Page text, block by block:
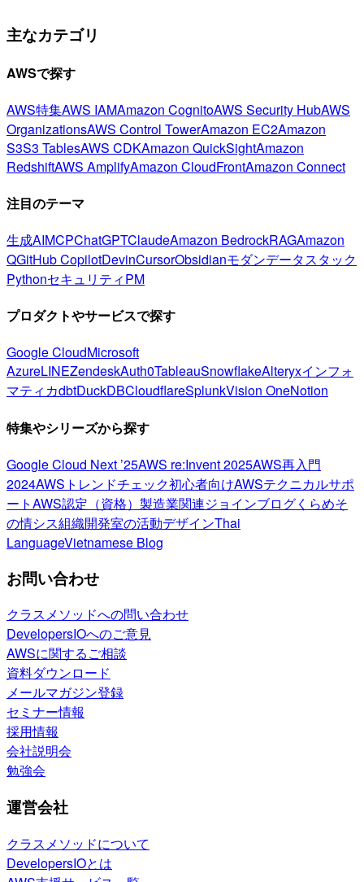
主なカテゴリ
AWSで探す
AWS特集AWS IAMAmazon CognitoAWS Security HubAWS
OrganizationsAWS Control TowerAmazon EC2Amazon
S3S3 TablesAWS CDKAmazon QuickSightAmazon
RedshiftAWS AmplifyAmazon CloudFrontAmazon Connect
注目のテーマ
生成AIMCPChatGPTClaudeAmazon BedrockRAGAmazon
QGitHub CopilotDevinCursorObsidianモダンデータスタック
PythonセキュリティPM
プロダクトやサービスで探す
Google CloudMicrosoft
AzureLINEZendeskAuth0TableauSnowflakeAlteryxインフォ
マティカdbtDuckDBCloudflareSplunkVision OneNotion
特集やシリーズから探す
Google Cloud Next ’25AWS re:Invent 2025AWS再入門
2024AWSトレンドチェック初心者向けAWSテクニカルサポ
ートAWS認定（資格） 製造業関連ジョインブログくらめそ
の情シス組織開発室の活動デザインThai
LanguageVietnamese Blog
お問い合わせ
クラスメソッドへの問い合わせ
DevelopersIOへのご意見
AWSに関するご相談
資料ダウンロード
メールマガジン登録
セミナー情報
採用情報
会社説明会
勉強会
運営会社
クラスメソッドについて
DevelopersIOとは